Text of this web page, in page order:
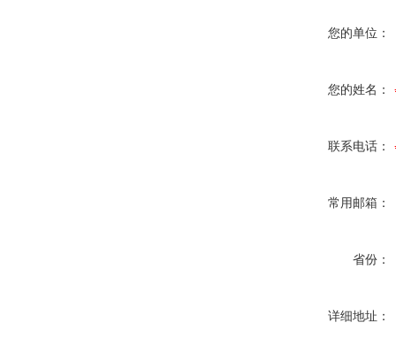
您的单位：
您的姓名：
联系电话：
常用邮箱：
省份：
详细地址：